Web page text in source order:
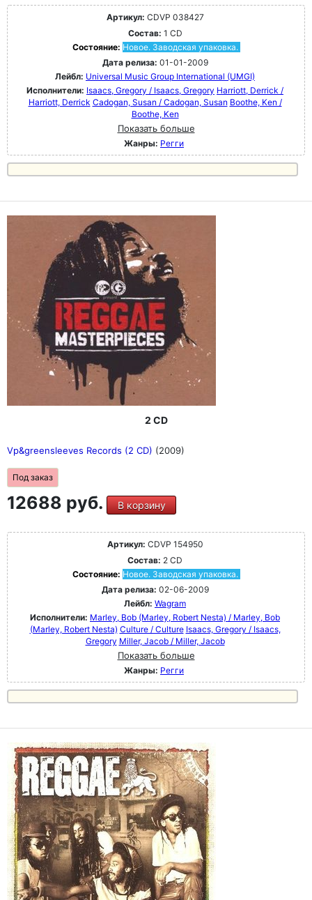
Артикул: CDVP 038427
Состав: 1 CD
Состояние: Новое. Заводская упаковка.
Дата релиза: 01-01-2009
Лейбл: Universal Music Group International (UMGI)
Исполнители: Isaacs, Gregory / Isaacs, Gregory Harriott, Derrick /
Harriott, Derrick Cadogan, Susan / Cadogan, Susan Boothe, Ken /
Boothe, Ken
Показать больше
Жанры: Регги
2 CD
Vp&greensleeves Records (2 CD) (2009)
Под заказ
12688 руб. В корзину
Артикул: CDVP 154950
Состав: 2 CD
Состояние: Новое. Заводская упаковка.
Дата релиза: 02-06-2009
Лейбл: Wagram
Исполнители: Marley, Bob (Marley, Robert Nesta) / Marley, Bob
(Marley, Robert Nesta) Culture / Culture Isaacs, Gregory / Isaacs,
Gregory Miller, Jacob / Miller, Jacob
Показать больше
Жанры: Регги